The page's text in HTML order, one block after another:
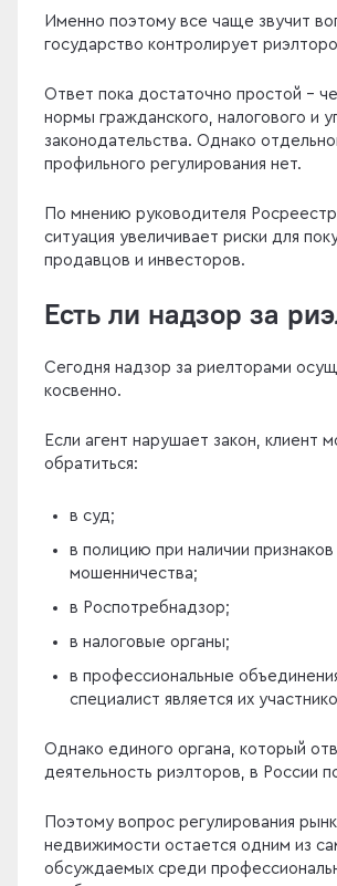
Именно поэтому все чаще звучит
государство контролирует
Ответ пока достаточно простой -
нормы гражданского, налогового и
законодательства. Однако
профильного регулирования нет.
По мнению руководителя
ситуация увеличивает риски для
продавцов и инвесторов.
Есть ли надзор за
Сегодня надзор за риелторами
косвенно.
Если агент нарушает закон, клиент
обратиться:
в суд;
в полицию при наличии признаков
мошенничества;
в Роспотребнадзор;
в налоговые органы;
в профессиональные
специалист является их
Однако единого органа, который
деятельность риэлторов, в России
Поэтому вопрос регулирования
недвижимости остается одним из
обсуждаемых среди